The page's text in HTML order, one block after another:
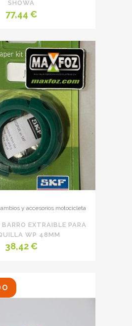
SHOWA
77,44 €
y accesorios motocicleta
EXTRAIBLE PARA
WP 48MM
38,42€